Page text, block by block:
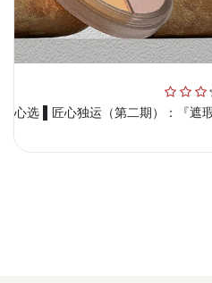
心选 ▌匠心独运（第二期）：『遮